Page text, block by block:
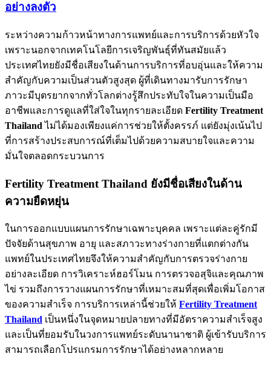
อย่างลงตัว
ระหว่างความก้าวหน้าทางการแพทย์และการบริการด้วยหัวใจ
เพราะนอกจากเทคโนโลยีการเจริญพันธุ์ที่ทันสมัยแล้ว
ประเทศไทยยังมีชื่อเสียงในด้านการบริการที่อบอุ่นและให้ความ
สำคัญกับความเป็นส่วนตัวสูงสุด ผู้ที่เดินทางมารับการรักษา
ภาวะมีบุตรยากจากทั่วโลกต่างรู้สึกประทับใจในความเป็นมือ
อาชีพและการดูแลที่ใส่ใจในทุกรายละเอียด Fertility Treatment
Thailand ไม่ได้มองเพียงแค่การช่วยให้ตั้งครรภ์ แต่ยังมุ่งเน้นไป
ที่การสร้างประสบการณ์ที่เต็มไปด้วยความสบายใจและความ
มั่นใจตลอดกระบวนการ
Fertility Treatment Thailand ยังมีชื่อเสียงในด้าน
ความยืดหยุ่น
ในการออกแบบแผนการรักษาเฉพาะบุคคล เพราะแต่ละคู่รักมี
ปัจจัยด้านสุขภาพ อายุ และสภาวะทางร่างกายที่แตกต่างกัน
แพทย์ในประเทศไทยจึงให้ความสำคัญกับการตรวจร่างกาย
อย่างละเอียด การวิเคราะห์ฮอร์โมน การตรวจอสุจิและคุณภาพ
ไข่ รวมถึงการวางแผนการรักษาที่เหมาะสมที่สุดเพื่อเพิ่มโอกาส
ของความสำเร็จ การบริการเหล่านี้ช่วยให้ Fertility Treatment
Thailand เป็นหนึ่งในจุดหมายปลายทางที่มีอัตราความสำเร็จสูง
และเป็นที่ยอมรับในวงการแพทย์ระดับนานาชาติ ผู้เข้ารับบริการ
สามารถเลือกโปรแกรมการรักษาได้อย่างหลากหลาย